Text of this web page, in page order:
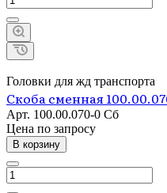
Головки для жд транспорта
Скоба сменная
Арт. 100.00.070-0 Сб
Цена по запросу
В корзину